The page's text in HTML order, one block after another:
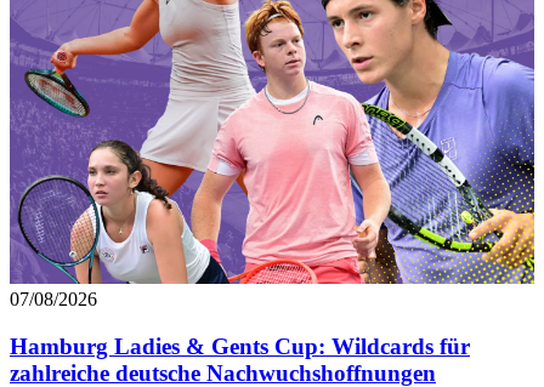
07/08/2026
Hamburg Ladies & Gents Cup: Wildcards für
zahlreiche deutsche Nachwuchshoffnungen